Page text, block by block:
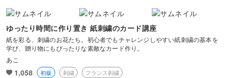
ゆったり時間に作り置き 紙刺繍のカード講座
紙を彩る、刺繍のお花たち。初心者でもチャレンジしやすい紙刺繍の基本を
学び、贈り物にもぴったりな素敵なカード作り。
あこ
1,058 初級 刺繍 フランス刺繍